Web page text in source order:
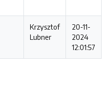
Krzysztof
Lubner
20-11-
2024
12:01:57